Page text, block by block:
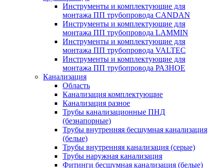
Инструменты и комплектующие для
монтажа ПП трубопровода CANDAN
Инструменты и комплектующие для
монтажа ПП трубопровода LAMMIN
Инструменты и комплектующие для
монтажа ПП трубопровода VALTEC
Инструменты и комплектующие для
монтажа ПП трубопровода РАЗНОЕ
Канализация
Область
Канализация комплектующие
Канализация разное
Трубы канализационные ПНД
(безнапорные)
Трубы внутренняя бесшумная канализация
(белые)
Трубы внутренняя канализация (серые)
Трубы наружная канализация
Фитинги бесшумная канализация (белые)